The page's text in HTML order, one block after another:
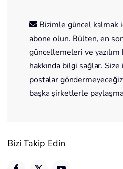
Bizimle güncel kalmak
abone olun. Bülten, en son
güncellemeleri ve yazılım
hakkında bilgi sağlar.
postalar
başka şirketlerle
Bizi Takip Edin